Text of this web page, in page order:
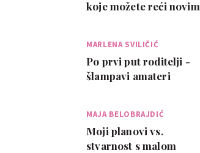
koje možete reći novim
MARLENA SVILIČIĆ
Po prvi put roditelji -
šlampavi amateri
MAJA BELOBRAJDIĆ
Moji planovi vs.
stvarnost s malom